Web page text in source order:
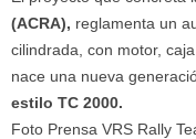
(ACRA), reglamenta un
cilindrada, con motor,
nace una nueva
estilo TC 2000.
Foto Prensa VRS Rally